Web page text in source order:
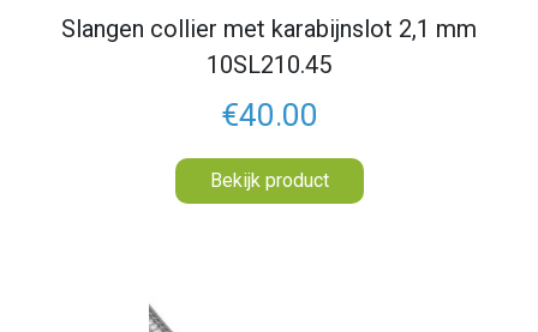
Slangen collier met karabijnslot 2,1 mm
10SL210.45
€40.00
Bekijk product